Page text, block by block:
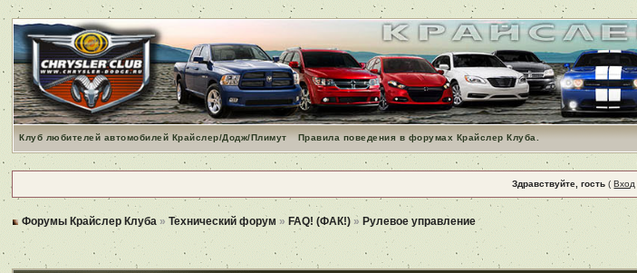
Клуб любителей автомобилей Крайслер/Додж/Плимут Правила поведения в форумах Крайслер Клуба.
Здравствуйте, гость (Вход
Форумы Крайслер Клуба »Технический форум »FAQ! (ФАК!) »Рулевое управление